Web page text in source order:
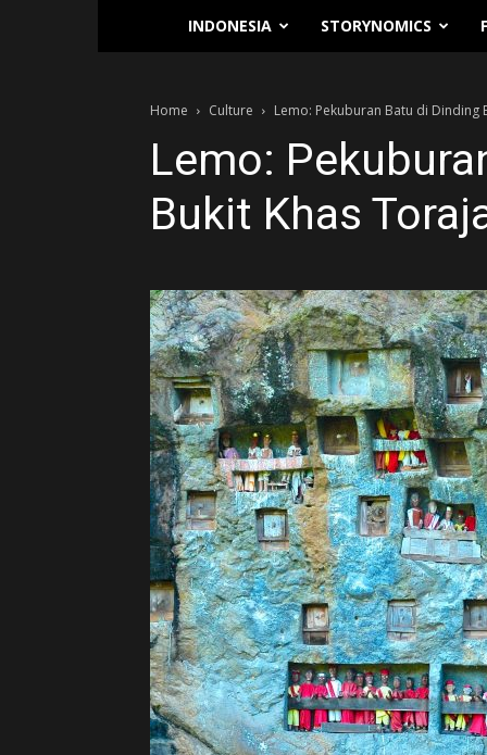
Traverse.id
INDONESIA STORYNOMICS
Home Culture Lemo: Pekuburan Batu di Dinding
Lemo:
Bukit Khas